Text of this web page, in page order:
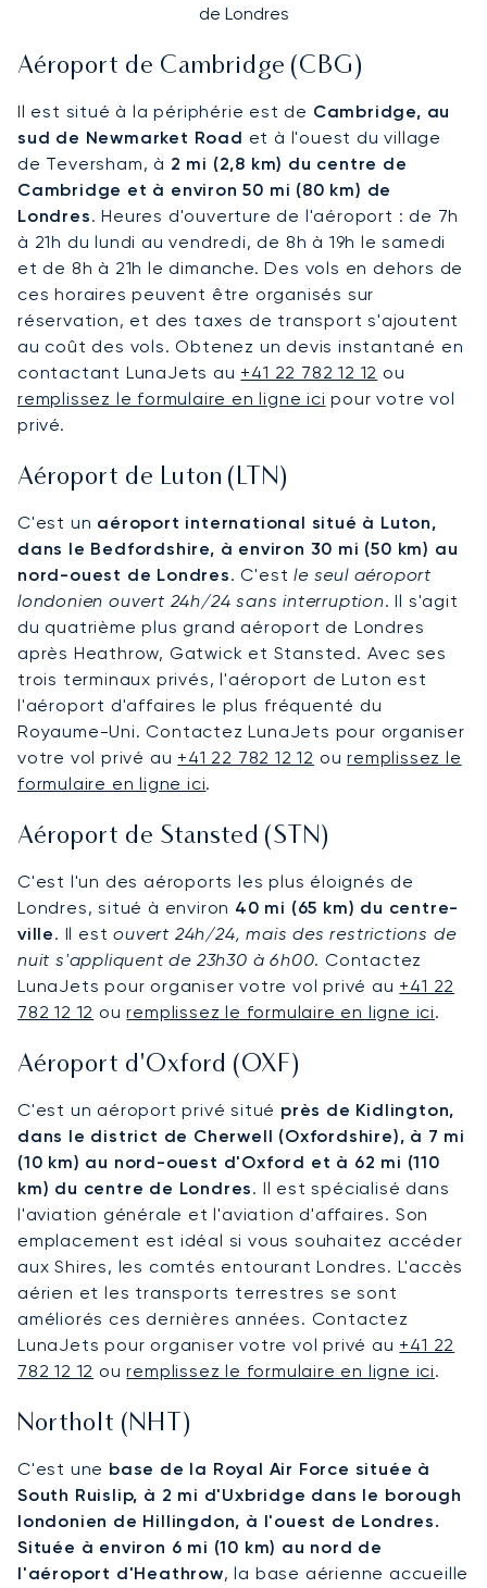
de Londres
Aéroport de Cambridge (CBG)
Il est situé à la périphérie est de Cambridge, au
sud de Newmarket Road et à l'ouest du village
de Teversham, à 2 mi (2,8 km) du centre de
Cambridge et à environ 50 mi (80 km) de
Londres. Heures d'ouverture de l'aéroport : de 7h
à 21h du lundi au vendredi, de 8h à 19h le samedi
et de 8h à 21h le dimanche. Des vols en dehors de
ces horaires peuvent être organisés sur
réservation, et des taxes de transport s'ajoutent
au coût des vols. Obtenez un devis instantané en
contactant LunaJets au +41 22 782 12 12 ou
remplissez le formulaire en ligne ici pour votre vol
privé.
Aéroport de Luton (LTN)
C'est un aéroport international situé à Luton,
dans le Bedfordshire, à environ 30 mi (50 km) au
nord-ouest de Londres. C'estle seul aéroport
londonien ouvert 24h/24 sans interruption. Il s'agit
du quatrième plus grand aéroport de Londres
après Heathrow, Gatwick et Stansted. Avec ses
trois terminaux privés, l'aéroport de Luton est
l'aéroport d'affaires le plus fréquenté du
Royaume-Uni. Contactez LunaJets pour organiser
votre vol privé au +41 22 782 12 12 ouremplissez le
formulaire en ligne ici.
Aéroport de Stansted (STN)
C'est l'un des aéroports les plus éloignés de
Londres, situé à environ 40 mi (65 km) du centre-
ville. Il estouvert 24h/24, mais des restrictions de
nuit s'appliquent de 23h30 à 6h00. Contactez
LunaJets pour organiser votre vol privé au +41 22
782 12 12 ouremplissez le formulaire en ligne ici.
Aéroport d'Oxford (OXF)
C'est un aéroport privé situé près de Kidlington,
dans le district de Cherwell (Oxfordshire), à 7 mi
(10 km) au nord-ouest d'Oxford et à 62 mi (110
km) du centre de Londres. Il est spécialisé dans
l'aviation générale et l'aviation d'affaires. Son
emplacement est idéal si vous souhaitez accéder
aux Shires, les comtés entourant Londres. L'accès
aérien et les transports terrestres se sont
améliorés ces dernières années. Contactez
LunaJets pour organiser votre vol privé au +41 22
782 12 12 ouremplissez le formulaire en ligne ici.
Northolt (NHT)
C'est une base de la Royal Air Force située à
South Ruislip, à 2 mi d'Uxbridge dans le borough
londonien de Hillingdon, à l'ouest de Londres.
Située à environ 6 mi (10 km) au nord de
l'aéroport d'Heathrow, la base aérienne accueille